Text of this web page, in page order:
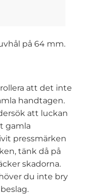
på 64 mm.
att det inte
handtagen.
att luckan
gamla
pressmärken
tänk då på
skadorna.
du inte bry